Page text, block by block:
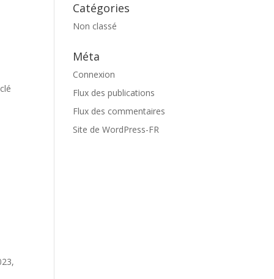
Catégories
Non classé
Méta
Connexion
Flux des publications
Flux des commentaires
Site de WordPress-FR